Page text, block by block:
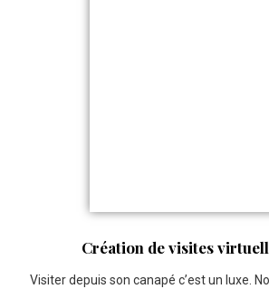
Création de visites
Visiter depuis son canapé c’est un luxe.